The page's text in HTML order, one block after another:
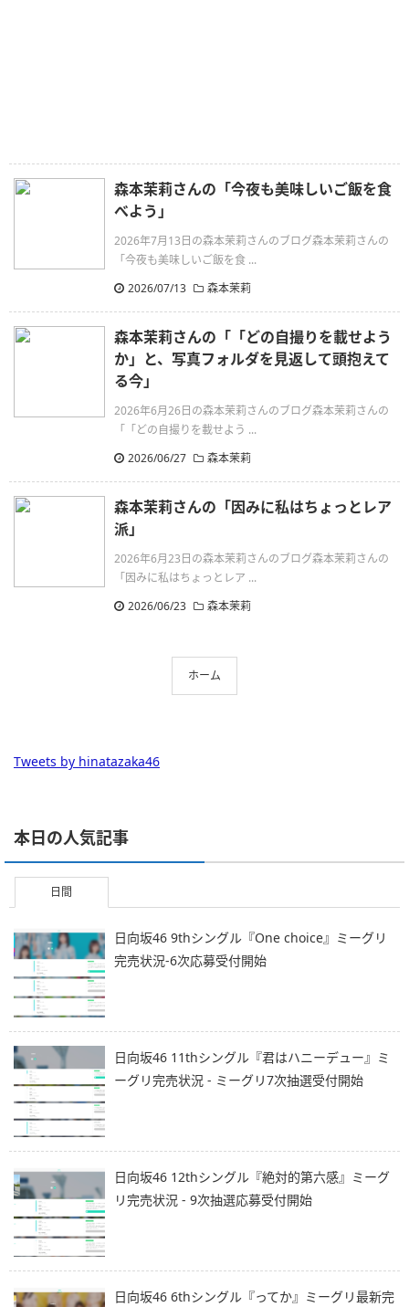
森本茉莉さんの「今夜も美味しいご飯を食
べよう」
2026年7月13日の森本茉莉さんのブログ森本茉莉さんの
「今夜も美味しいご飯を食 ...
2026/07/13
森本茉莉
森本茉莉さんの「「どの自撮りを載せよう
か」と、写真フォルダを見返して頭抱えて
る今」
2026年6月26日の森本茉莉さんのブログ森本茉莉さんの
「「どの自撮りを載せよう ...
2026/06/27
森本茉莉
森本茉莉さんの「因みに私はちょっとレア
派」
2026年6月23日の森本茉莉さんのブログ森本茉莉さんの
「因みに私はちょっとレア ...
2026/06/23
森本茉莉
ホーム
Tweets by hinatazaka46
本日の人気記事
日間
日向坂46 9thシングル『One choice』ミーグリ
完売状況-6次応募受付開始
日向坂46 11thシングル『君はハニーデュー』ミ
ーグリ完売状況 - ミーグリ7次抽選受付開始
日向坂46 12thシングル『絶対的第六感』ミーグ
リ完売状況 - 9次抽選応募受付開始
日向坂46 6thシングル『ってか』ミーグリ最新完